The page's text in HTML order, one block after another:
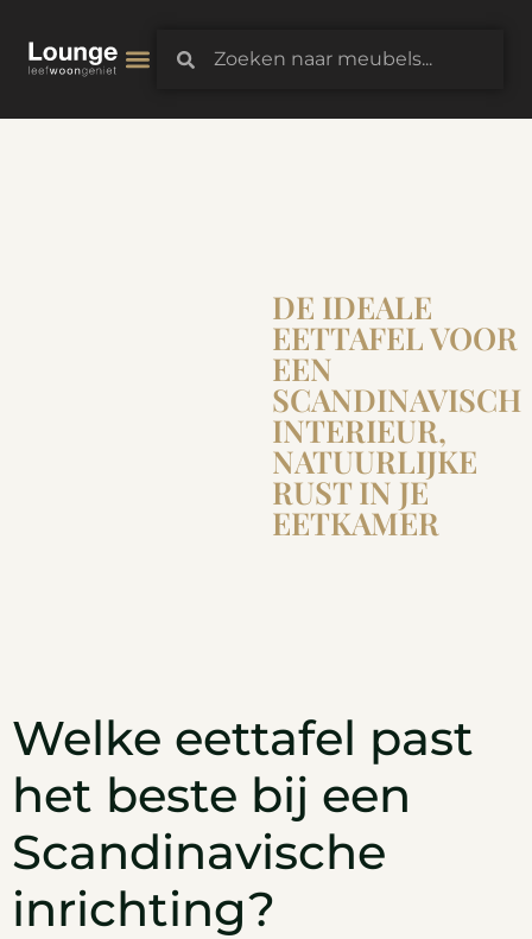
DE IDEALE
EETTAFEL VOOR
EEN
SCANDINAVISCH
INTERIEUR,
NATUURLIJKE
RUST IN JE
EETKAMER
Welke eettafel past
het beste bij een
Scandinavische
inrichting?